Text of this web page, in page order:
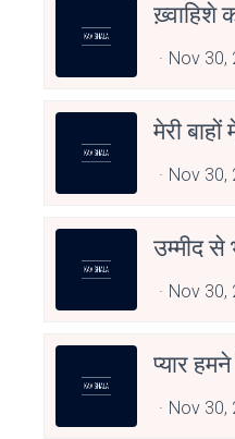
ख़्वाहिशे
Nov 30,
मेरी
Nov 30,
उम्मीद से
Nov 30,
प्यार
Nov 30,